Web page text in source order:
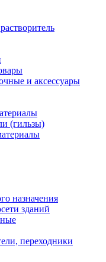
и аксессуары
(гильзы)
назначения
зданий
переходники